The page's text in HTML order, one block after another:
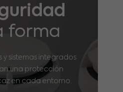
forma
y sistemas integrados
una protección
en cada entorno.